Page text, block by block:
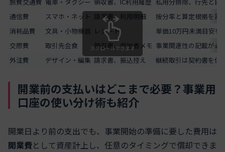
通信費
スマホ・ネット 請求書、利用明細
按分率と算定根拠を記
消耗品費
文具・小物機器 レシート
単価10万円未満目安を
交際費
取引先会食 領収書、参加者メモ 事業関連性の記載が必
外注費
デザイン・編集 請求書、振込控え 継続取引は契約書を保
スクロールできます
開業前の支払いはどこまで必要？事業用
口座の使い分け術も紹介
開業日より前の支出でも、事業開始の準備に要した費用は
開業費として資産計上し、任意のタイミングで償却できま